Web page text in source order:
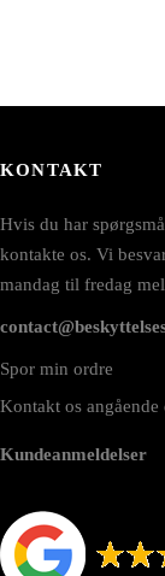
KONTAKT
Hvis du har
kontakte os. Vi
mandag til fredag
Spor min ordre
Kontakt os angående
Kundeanmeldelser